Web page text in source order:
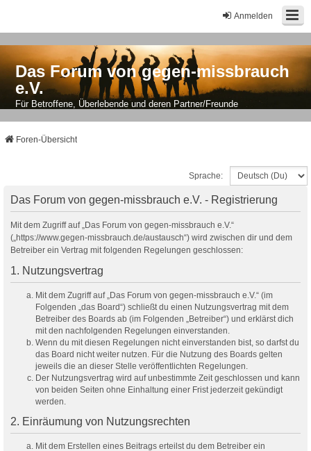
Anmelden
Das Forum von gegen-missbrauch
e.V.
Für Betroffene, Überlebende und deren Partner/Freunde
Foren-Übersicht
Sprache:
Das Forum von gegen-missbrauch e.V. - Registrierung
Mit dem Zugriff auf „Das Forum von gegen-missbrauch e.V.“
(„https://www.gegen-missbrauch.de/austausch“) wird zwischen dir und dem
Betreiber ein Vertrag mit folgenden Regelungen geschlossen:
1. Nutzungsvertrag
Mit dem Zugriff auf „Das Forum von gegen-missbrauch e.V.“ (im
Folgenden „das Board“) schließt du einen Nutzungsvertrag mit dem
Betreiber des Boards ab (im Folgenden „Betreiber“) und erklärst dich
mit den nachfolgenden Regelungen einverstanden.
Wenn du mit diesen Regelungen nicht einverstanden bist, so darfst du
das Board nicht weiter nutzen. Für die Nutzung des Boards gelten
jeweils die an dieser Stelle veröffentlichten Regelungen.
Der Nutzungsvertrag wird auf unbestimmte Zeit geschlossen und kann
von beiden Seiten ohne Einhaltung einer Frist jederzeit gekündigt
werden.
2. Einräumung von Nutzungsrechten
Mit dem Erstellen eines Beitrags erteilst du dem Betreiber ein